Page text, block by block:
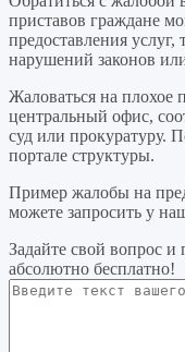
приставов граждане
предоставления услуг,
нарушений законов
Жаловаться на плохое
центральный офис,
суд или прокуратуру.
портале структуры.
Пример жалобы на
можете запросить у
Задайте свой вопрос и
абсолютно бесплатно!